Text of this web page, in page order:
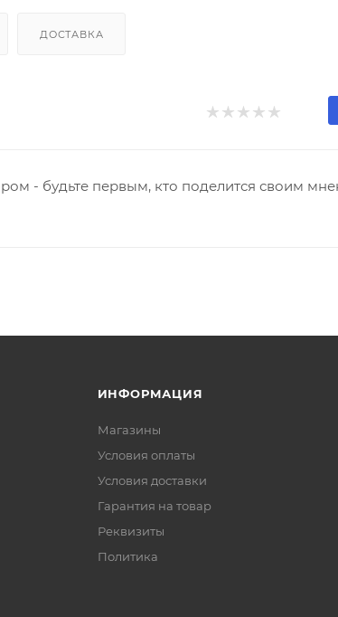
ДОСТАВКА
- будьте первым, кто поделится своим
ИНФОРМАЦИЯ
Магазины
Условия оплаты
Условия доставки
Гарантия на товар
Реквизиты
Политика